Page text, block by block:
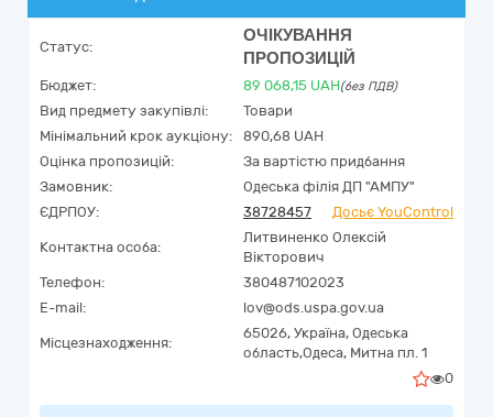
Статус:
ОЧІКУВАННЯ
ПРОПОЗИЦІЙ
Бюджет: 89 068,15 UAH(без ПДВ)
Вид предмету закупівлі:
Товари
Мінімальний крок аукціону:
890,68 UAH
Оцінка пропозицій:
За вартістю придбання
Замовник:
Одеська філія ДП "АМПУ"
ЄДРПОУ:
38728457 Досьє YouControl
Контактна особа:
Литвиненко Олексій
Вікторович
Телефон:
380487102023
E-mail:
lov@ods.uspa.gov.ua
Місцезнаходження:
65026, Україна, Одеська
область,Одеса, Митна пл. 1
0